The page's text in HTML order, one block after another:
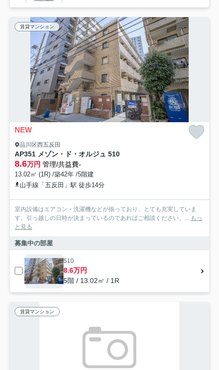
賃貸マンション
NEW
品川区西五反田
AP351 メゾン・ド・オルジュ 510
8.6万円 管理/共益費-
13.02㎡ (1R) /築42年 /5階建
山手線「五反田」駅 徒歩14分
室内設備はエアコン・洗濯機などが揃っており、とても充実していま
す。引っ越しの日時が決まっているのであればご相談ください。...
もっ
と見る
募集中の部屋
510
8.6万円
5階 / 13.02㎡ / 1R
賃貸マンション